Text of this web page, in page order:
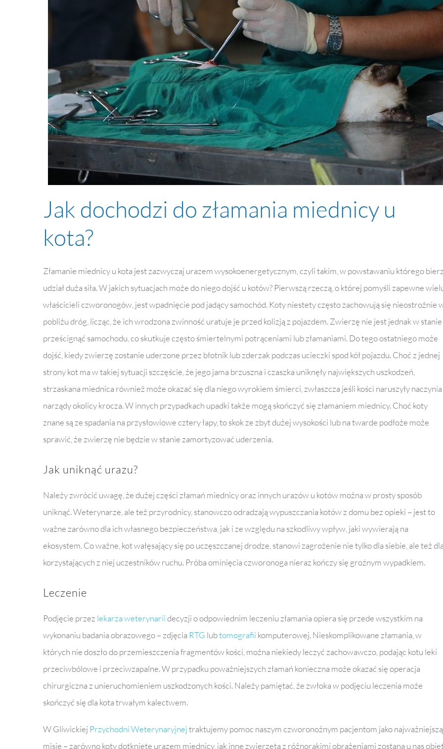
Jak dochodzi do złamania miednicy u
kota?
Złamanie miednicy u kota jest zazwyczaj urazem wysokoenergetycznym, czyli takim, w powstawaniu którego
udział duża siła. W jakich sytuacjach może do niego dojść u kotów? Pierwszą rzeczą, o której pomyśli zapewne
właścicieli czworonogów, jest wpadnięcie pod jadący samochód. Koty niestety często zachowują się nieostrożnie
pobliżu dróg, licząc, że ich wrodzona zwinność uratuje je przed kolizją z pojazdem. Zwierzę nie jest jednak w stanie
prześcignąć samochodu, co skutkuje często śmiertelnymi potrąceniami lub złamaniami. Do tego ostatniego może
dojść, kiedy zwierzę zostanie uderzone przez błotnik lub zderzak podczas ucieczki spod kół pojazdu. Choć z jednej
strony kot ma w takiej sytuacji szczęście, że jego jama brzuszna i czaszka uniknęły największych uszkodzeń,
strzaskana miednica również może okazać się dla niego wyrokiem śmierci, zwłaszcza jeśli kości naruszyły
narządy okolicy krocza. W innych przypadkach upadki także mogą skończyć się złamaniem miednicy. Choć koty
znane są ze spadania na przysłowiowe cztery łapy, to skok ze zbyt dużej wysokości lub na twarde podłoże może
sprawić, że zwierzę nie będzie w stanie zamortyzować uderzenia.
Jak uniknąć urazu?
Należy zwrócić uwagę, że dużej części złamań miednicy oraz innych urazów u kotów można w prosty sposób
uniknąć. Weterynarze, ale też przyrodnicy, stanowczo odradzają wypuszczania kotów z domu bez opieki – jest to
ważne zarówno dla ich własnego bezpieczeństwa, jak i ze względu na szkodliwy wpływ, jaki wywierają na
ekosystem. Co ważne, kot wałęsający się po uczęszczanej drodze, stanowi zagrożenie nie tylko dla siebie, ale też
korzystających z niej uczestników ruchu. Próba ominięcia czworonoga nieraz kończy się groźnym wypadkiem.
Leczenie
Podjęcie przez lekarza weterynariidecyzji o odpowiednim leczeniu złamania opiera się przede wszystkim na
wykonaniu badania obrazowego – zdjęcia RTG lubtomografii komputerowej. Nieskomplikowane złamania, w
których nie doszło do przemieszczenia fragmentów kości, można niekiedy leczyć zachowawczo, podając kotu leki
przeciwbólowe i przeciwzapalne. W przypadku poważniejszych złamań konieczna może okazać się operacja
chirurgiczna z unieruchomieniem uszkodzonych kości. Należy pamiętać, że zwłoka w podjęciu leczenia może
skończyć się dla kota trwałym kalectwem.
W Gliwickiej Przychodni Weterynaryjnejtraktujemy pomoc naszym czworonożnym pacjentom jako najważniejszą
misję – zarówno koty dotknięte urazem miednicy, jak inne zwierzęta z różnorakimi obrażeniami zostaną u nas